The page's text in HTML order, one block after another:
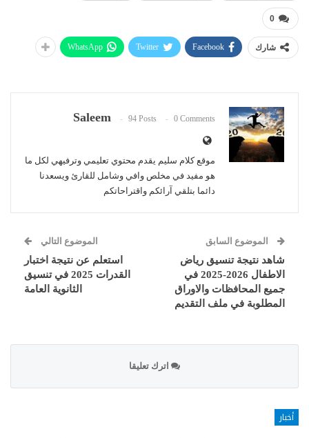
0
شارك Facebook
Twitter
WhatsApp
Saleem 94 Posts 0 Comments
موقع كلام سليم يقدم محتوي تعليمي وترفيهي لكل ما
هو مفيد في مخلص وافي وشامل للقارئ ويسعدنا
دائما بتلقي آرائكم واقتراحاتكم
الموضوع السابق
شاهد نتيجة تنسيق رياض
الاطفال 2026-2025 في
جميع المحافظات والاوراق
المطلوبة في ملف التقديم
الموضوع التالي
استعلم عن نتيجة اختبار
القدرات 2025 في تنسيق
الثانوية العامة
اترك تعليقا
أخبار